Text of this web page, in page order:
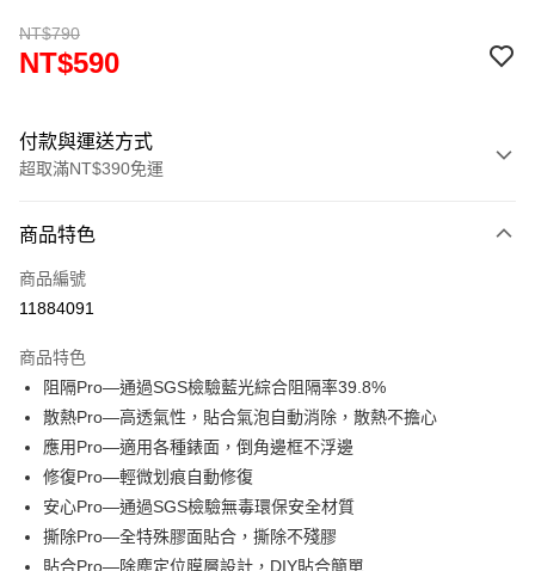
NT$790
NT$590
付款與運送方式
超取滿NT$390免運
信用卡一次付款
超商取貨付款
Apple Pay
街口支付
悠遊付
全盈+PAY
商品特色
商品編號
11884091
商品特色
阻隔Pro—通過SGS檢驗藍光綜合阻隔率39.8%
散熱Pro—高透氣性，貼合氣泡自動消除，散熱不擔心
應用Pro—適用各種錶面，倒角邊框不浮邊
修復Pro—輕微划痕自動修復
安心Pro—通過SGS檢驗無毒環保安全材質
撕除Pro—全特殊膠面貼合，撕除不殘膠
貼合Pro—除塵定位膜層設計，DIY貼合簡單